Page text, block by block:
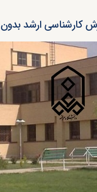
کارشناسی ارشد بدون